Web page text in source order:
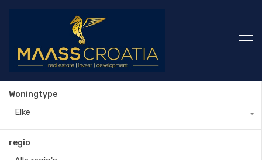
Woningtype
Elke
regio